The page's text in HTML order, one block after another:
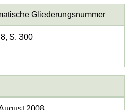
Gliederungsnummer
S. 300